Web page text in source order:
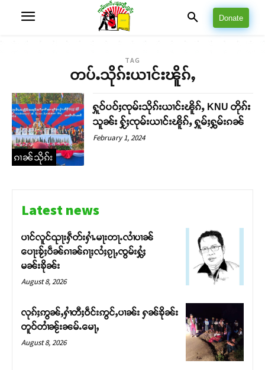
Donate
TAG
တပ်ႉသိုၵ်းယၢင်းၽိူၵ်ႇ
ၵၢၼ်သိုၵ်း
ႁူဝ်ပဝ်ႈၸုမ်းသိုၵ်းယၢင်းၽိူၵ်ႇ KNU တိုၵ်း
သူၼ်း ႁႂ်ႈၸုမ်းယၢင်းၽိူၵ်ႇ ႁူမ်ႈႁွမ်းၵၼ်
February 1, 2024
Latest news
ပၢင်လူင်ၺႃးႁဵတ်းႁၢႆႉမႃးတႃႉလၢႆပၢၼ် ​​
ပေႃးၶႂ်ႈပဵၼ်ၵၢၼ်ၵႃႈလႆႈၵႂႃႇၸွမ်းႁွႆႈ
မၼ်းၶိုၼ်း
August 8, 2026
လုၵ်ႈဢွၼ်ႇႁၢႆတီႈဝဵင်းဢွင်ႇပၢၼ်း ႁၼ်ၶိုၼ်း
တူဝ်တၢႆၼႂ်းၼမ်ႉမေႃႇ
August 8, 2026